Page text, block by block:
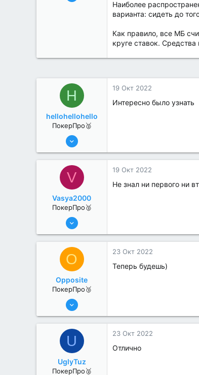
Наиболее
варианта: сидеть до
Как правило, все МБ
круге ставок.
H
hellohellohello
ПокерПро🥈
8 Июн 2022
3
19 Окт 2022
Интересно было узнать
V
Vasya2000
ПокерПро🥈
8 Июн 2022
1
19 Окт 2022
Не знал ни первого ни
O
Opposite
ПокерПро🥉
25 Июл 2022
2
23 Окт 2022
Теперь будешь)
U
UglyTuz
ПокерПро🥈
23 Окт 2022
Отлично